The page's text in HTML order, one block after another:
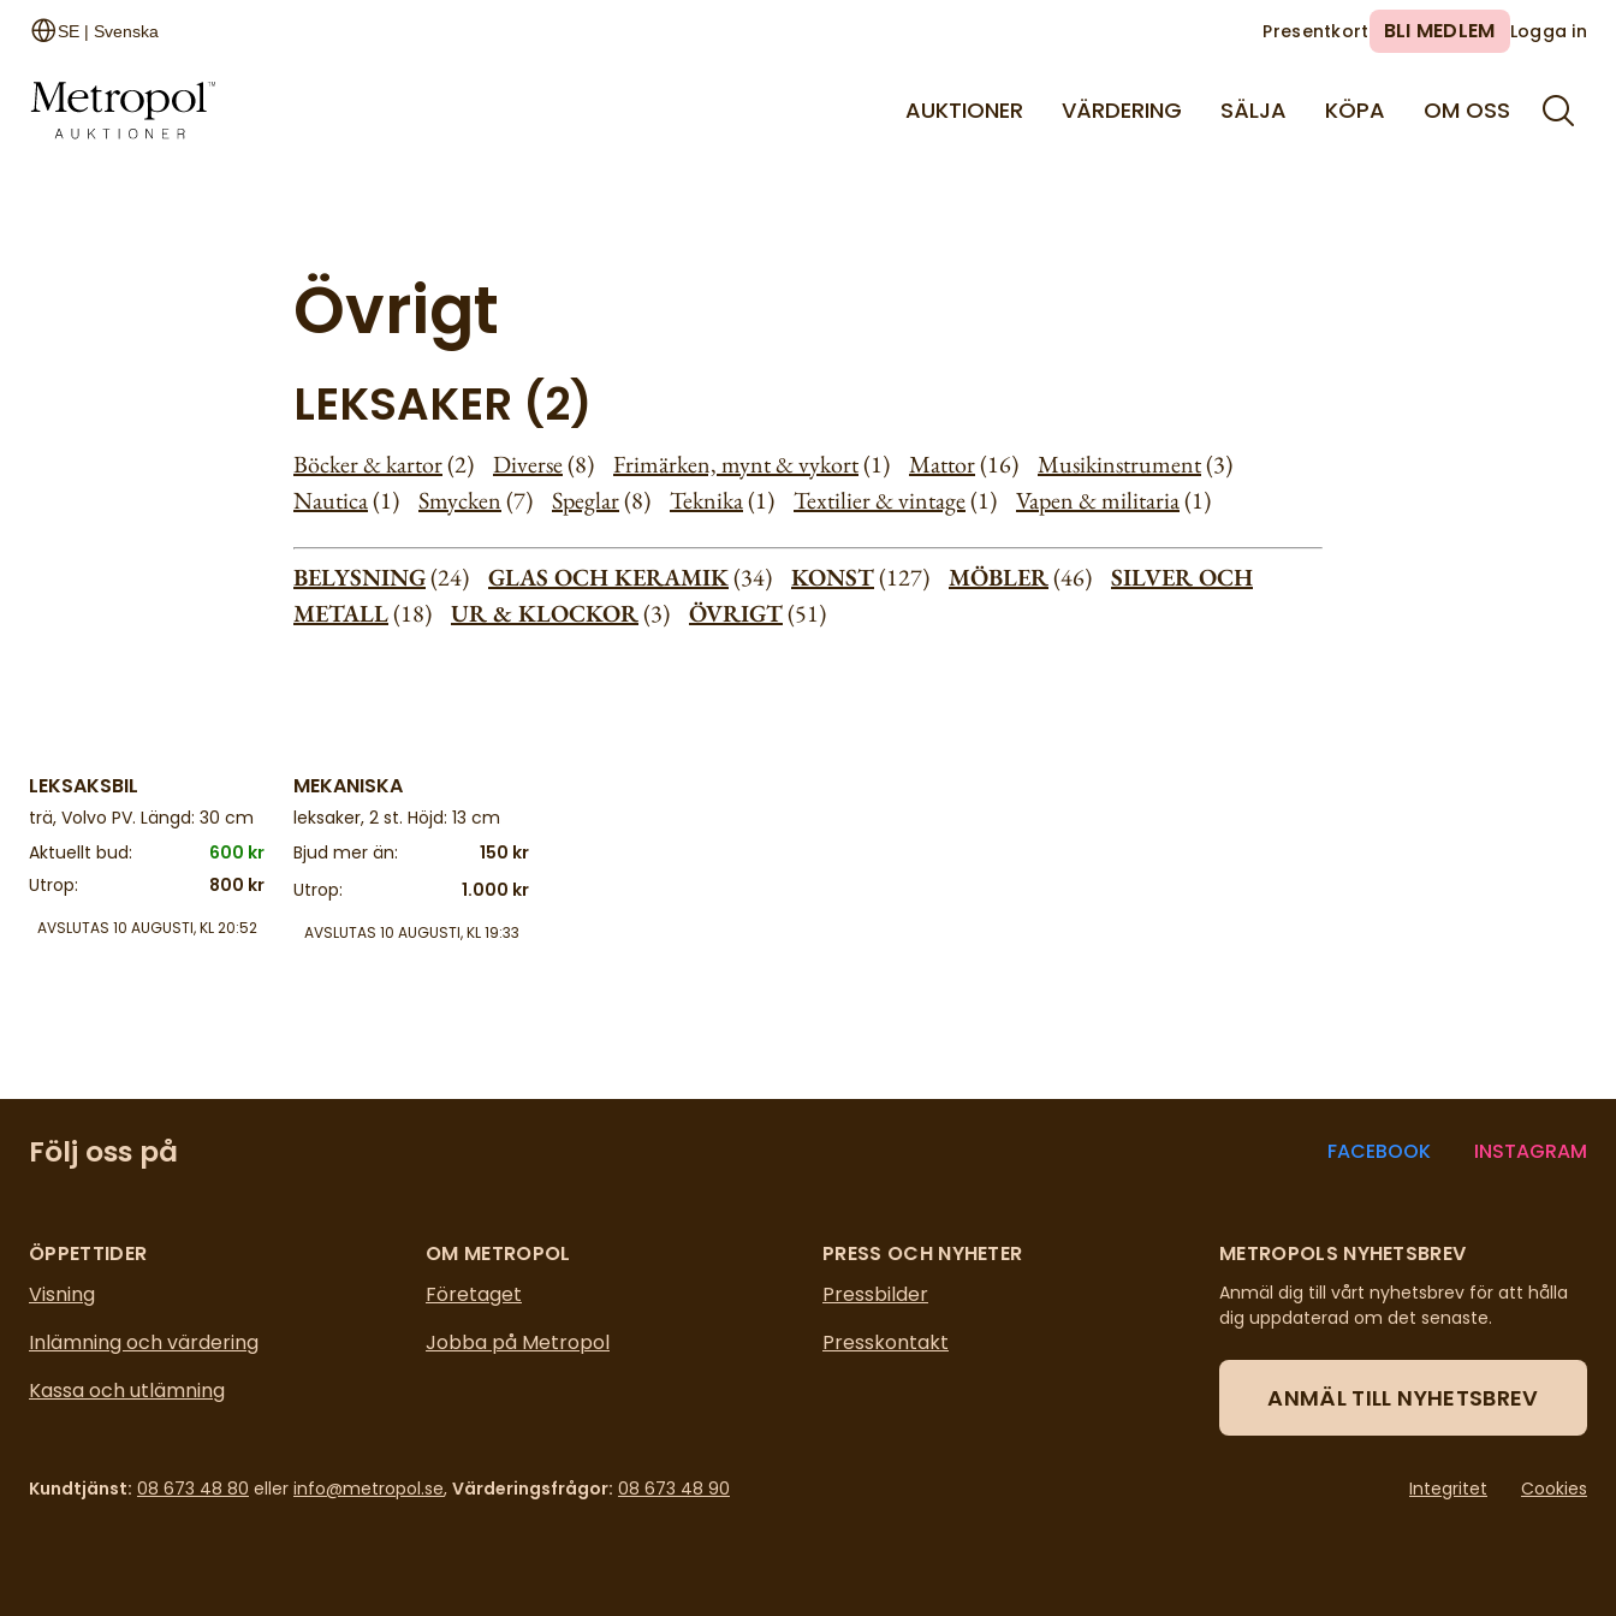
SE | Svenska Presentkort BLI MEDLEM Logga in
AUKTIONER VÄRDERING SÄLJA KÖPA OM OSS
Övrigt
LEKSAKER (2)
Böcker & kartor(2) Diverse(8) Frimärken, mynt & vykort(1) Mattor(16) Musikinstrument(3)
Nautica(1) Smycken(7) Speglar(8) Teknika(1) Textilier & vintage(1) Vapen & militaria(1)
BELYSNING(24) GLAS OCH KERAMIK(34) KONST(127) MÖBLER(46) SILVER OCH
METALL(18) UR & KLOCKOR(3) ÖVRIGT(51)
LEKSAKSBIL
trä, Volvo PV. Längd: 30 cm
Aktuellt bud:
600 kr
Utrop:
800 kr
AVSLUTAS 10 AUGUSTI, KL 20:52
MEKANISKA
leksaker, 2 st. Höjd: 13 cm
Bjud mer än:
150 kr
Utrop:
1.000 kr
AVSLUTAS 10 AUGUSTI, KL 19:33
Följ oss på FACEBOOK INSTAGRAM
ÖPPETTIDER
Visning
Inlämning och värdering
Kassa och utlämning
OM METROPOL
Företaget
Jobba på Metropol
PRESS OCH NYHETER
Pressbilder
Presskontakt
METROPOLS NYHETSBREV
Anmäl dig till vårt nyhetsbrev för att hålla
dig uppdaterad om det senaste.
ANMÄL TILL NYHETSBREV
Kundtjänst: 08 673 48 80 eller info@metropol.se, Värderingsfrågor: 08 673 48 90 Integritet Cookies